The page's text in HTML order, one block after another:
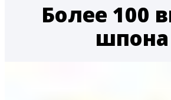
Более 100
шпона